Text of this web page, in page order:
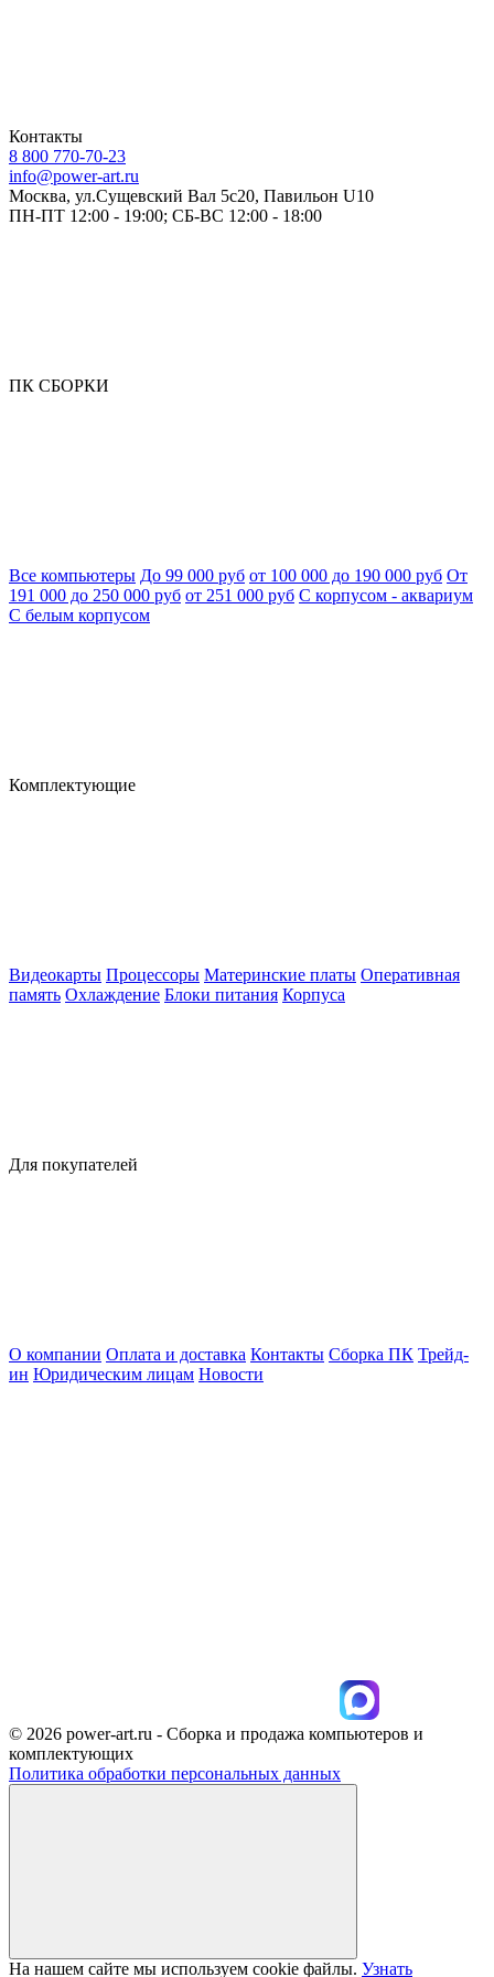
Контакты
8 800 770-70-23
info@power-art.ru
Москва, ул.Сущевский Вал 5с20, Павильон U10
ПН-ПТ 12:00 - 19:00; СБ-ВС 12:00 - 18:00
ПК СБОРКИ
Все компьютеры До 99 000 руб от 100 000 до 190 000 руб От
191 000 до 250 000 руб от 251 000 руб С корпусом - аквариум
С белым корпусом
Комплектующие
Видеокарты Процессоры Материнские платы Оперативная
память Охлаждение Блоки питания Корпуса
Для покупателей
О компании Оплата и доставка Контакты Сборка ПК Трейд-
ин Юридическим лицам Новости
© 2026 power-art.ru - Сборка и продажа компьютеров и
комплектующих
Политика обработки персональных данных
На нашем сайте мы используем cookie файлы. Узнать